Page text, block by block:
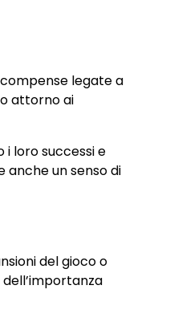
legate a
attorno ai
loro successi e
anche un senso di
del gioco o